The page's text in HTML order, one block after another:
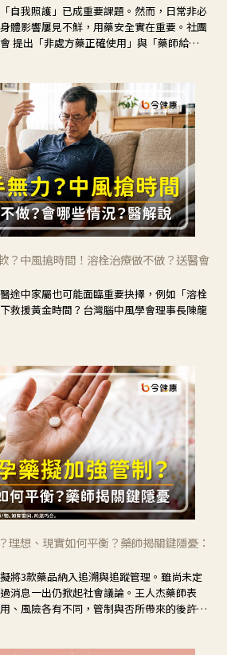
自我照護」已成重要課題。然而，日常非必
體影響屢見不鮮，用藥安全實在重要。社團
提出「非處方藥正確使用」與「藥師給
？中風搶時間！溶栓治療做不做？送醫會
途中家屬也可能面臨重要抉擇，例如「溶栓
救援黃金時間？台灣腦中風學會理事長陳龍
理想、現實如何平衡？藥師揭關鍵隱憂：
將3款藥品納入追溯與追蹤管理。雖尚未定
消息一出仍掀起社會議論。王人杰藥師表
、風險各有不同，管制與否所帶來的後許影